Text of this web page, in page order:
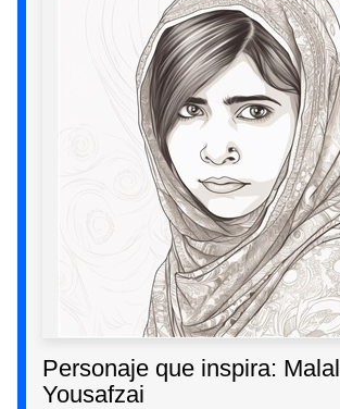
Personaje que inspira:
Yousafzai